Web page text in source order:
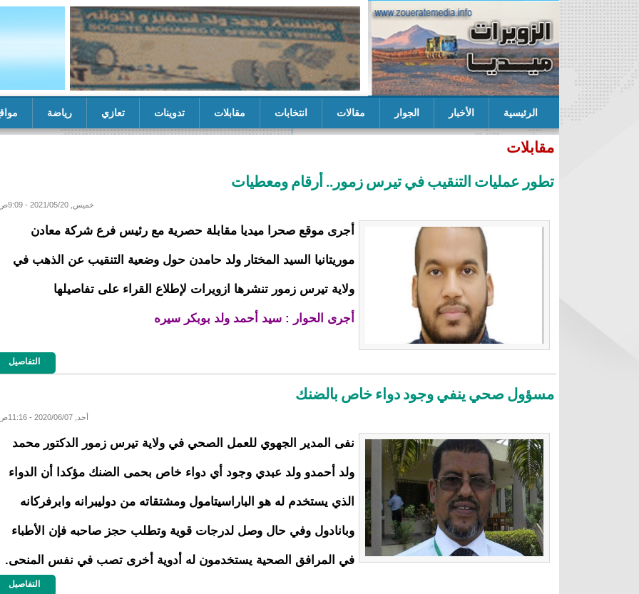
الرئيسية الأخبار الجوار مقالات انتخابات مقابلات تدوينات تعازي رياضة
ب التكتل يعلن عن لائحته المرشحة للنيابيات في ازويرات مستشار والي تيرس زمور يشرف على تسلم منشآت خدمية من
مقابلات
تطور عمليات التنقيب في تيرس زمور.. أرقام ومعطيات
خميس, 2021/05/20 - 9:09ص
أجرى موقع صحرا ميديا مقابلة حصرية مع رئيس فرع شركة معادن
موريتانيا السيد المختار ولد حامدن حول وضعية التنقيب عن الذهب في
ولاية تيرس زمور تنشرها ازويرات لإطلاع القراء على تفاصيلها
أجرى الحوار : سيد أحمد ولد بوبكر سيره
التفاصيل
مسؤول صحي ينفي وجود دواء خاص بالضنك
أحد, 2020/06/07 - 11:16ص
نفى المدير الجهوي للعمل الصحي في ولاية تيرس زمور الدكتور محمد
ولد أحمدو ولد عبدي وجود أي دواء خاص بحمى الضنك مؤكدا أن الدواء
الذي يستخدم له هو الباراسيتامول ومشتقاته من دوليبرانه وابرفركانه
وبانادول وفي حال وصل لدرجات قوية وتطلب حجز صاحبه فإن الأطباء
في المرافق الصحية يستخدمون له أدوية أخرى تصب في نفس المنحى.
التفاصيل